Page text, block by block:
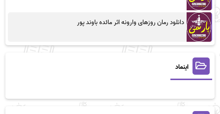
دانلود رمان روزهای وارونه اثر مائده باوند پور
اینماد